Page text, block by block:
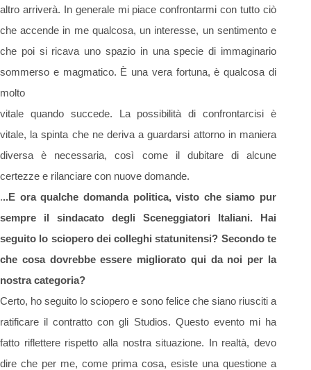
altro arriverà. In generale mi piace confrontarmi con tutto ciò
che accende in me qualcosa, un interesse, un sentimento e
che poi si ricava uno spazio in una specie di immaginario
sommerso e magmatico. È una vera fortuna, è qualcosa di
molto
vitale quando succede. La possibilità di confrontarcisi è
vitale, la spinta che ne deriva a guardarsi attorno in maniera
diversa è necessaria, così come il dubitare di alcune
certezze e rilanciare con nuove domande.
​...E ora qualche domanda politica, visto che siamo pur
sempre il sindacato degli Sceneggiatori Italiani. Hai
seguito lo sciopero dei colleghi statunitensi? Secondo te
che cosa dovrebbe essere migliorato qui da noi per la
nostra categoria?
Certo, ho seguito lo sciopero e sono felice che siano riusciti a
ratificare il contratto con gli Studios. Questo evento mi ha
fatto riflettere rispetto alla nostra situazione. In realtà, devo
dire che per me, come prima cosa, esiste una questione a